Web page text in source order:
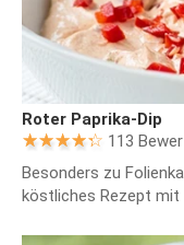
Roter Paprika-Dip
113
Besonders zu
köstliches Rezept mit